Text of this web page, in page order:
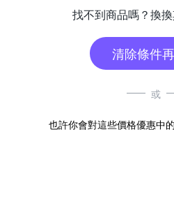
找不到商品嗎？換換
清除條件
或
也許你會對這些價格優惠中